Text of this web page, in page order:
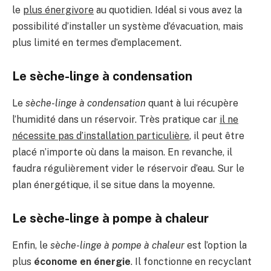
le plus énergivore au quotidien. Idéal si vous avez la
possibilité d’installer un système d’évacuation, mais
plus limité en termes d’emplacement.
Le sèche-linge à condensation
Le sèche-linge à condensation quant à lui récupère
l’humidité dans un réservoir. Très pratique car il ne
nécessite pas d’installation particulière, il peut être
placé n’importe où dans la maison. En revanche, il
faudra régulièrement vider le réservoir d’eau. Sur le
plan énergétique, il se situe dans la moyenne.
Le sèche-linge à pompe à chaleur
Enfin, le sèche-linge à pompe à chaleur est l’option la
plus économe en énergie. Il fonctionne en recyclant